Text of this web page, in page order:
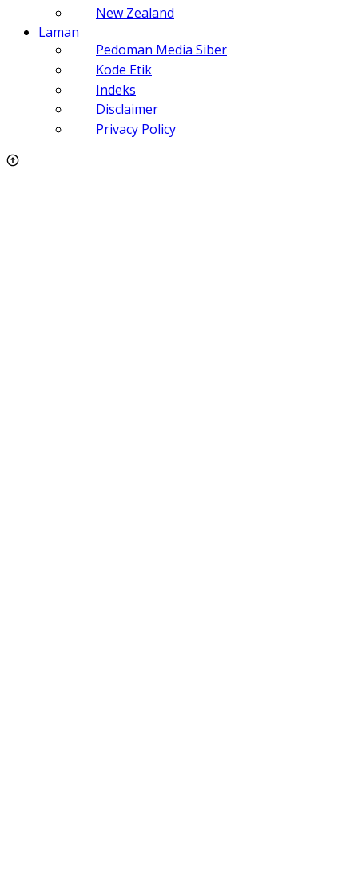
New Zealand
Laman
Pedoman Media Siber
Kode Etik
Indeks
Disclaimer
Privacy Policy